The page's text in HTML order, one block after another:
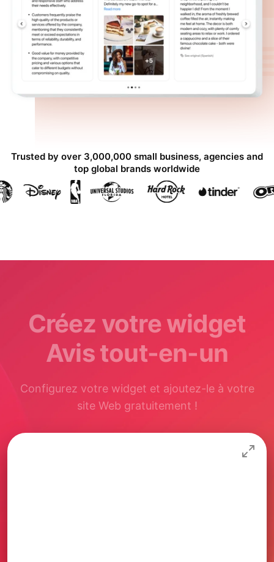
Trusted by over 3,000,000 small business, agencies and
top global brands worldwide
Créez votre widget
Avis tout-en-un
Configurez votre widget et ajoutez-le à votre
site Web gratuitement !